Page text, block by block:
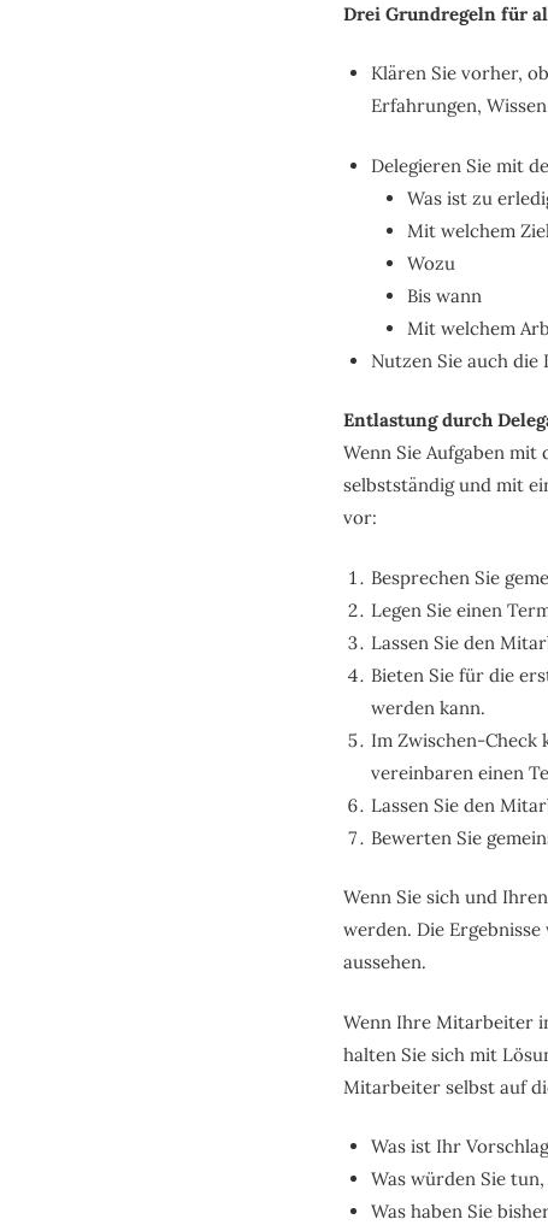
Drei Grundregeln für
Klären Sie vorher,
Erfahrungen,
Delegieren Sie mit
Was ist zu
Mit welchem Ziel
Wozu
Bis wann
Mit welchem
Nutzen Sie auch
Entlastung durch
Wenn Sie Aufgaben
selbstständig und mit
vor:
Besprechen Sie
Legen Sie einen
Lassen Sie den
Bieten Sie für die
werden kann.
Im Zwischen-Check
vereinbaren einen
Lassen Sie den
Bewerten Sie
Wenn Sie sich und
werden. Die
aussehen.
Wenn Ihre Mitarbeiter
halten Sie sich mit
Mitarbeiter selbst auf
Was ist Ihr
Was würden Sie
Was haben Sie